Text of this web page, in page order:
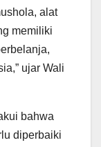
alat
memiliki
ujar Wali
bahwa
diperbaiki